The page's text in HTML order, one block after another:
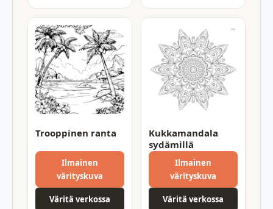
Trooppinen ranta
Ilmainen
värityskuva
Väritä verkossa
Kukkamandala
sydämillä
Ilmainen
värityskuva
Väritä verkossa